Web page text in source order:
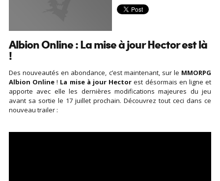
Albion Online : La mise à jour Hector est là
!
Des nouveautés en abondance, c’est maintenant, sur le MMORPG
Albion Online ! La mise à jour Hector est désormais en ligne et
apporte avec elle les dernières modifications majeures du jeu
avant sa sortie le 17 juillet prochain. Découvrez tout ceci dans ce
nouveau trailer :